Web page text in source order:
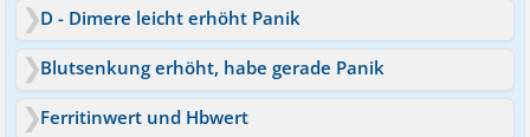
D - Dimere leicht erhöht Panik
Blutsenkung erhöht, habe gerade Panik
Ferritinwert und Hbwert